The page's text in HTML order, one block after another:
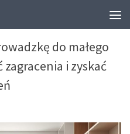
W NOWYM MIESZKANIU
do małego
i zyskać